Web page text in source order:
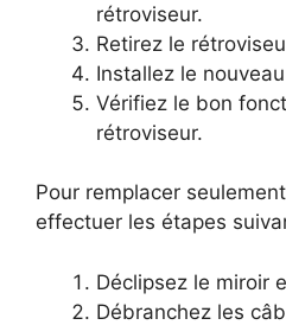
rétroviseur.
Retirez le
Installez le
Vérifiez le bon
rétroviseur.
Pour remplacer
effectuer les étapes
Déclipsez le miroir
Débranchez les